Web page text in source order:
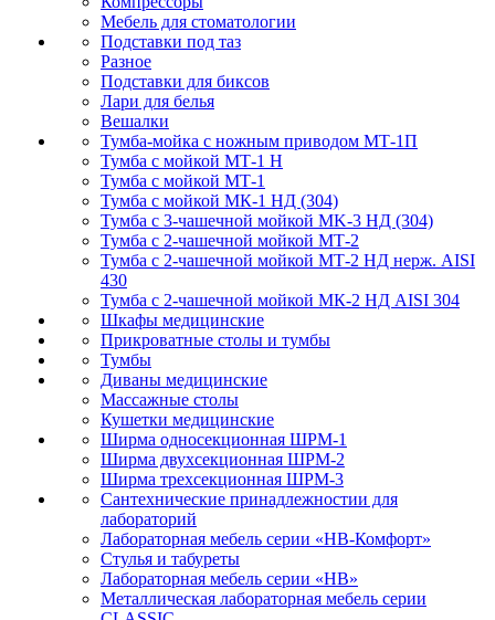
Мебель для стоматологии
Подставки под таз
Разное
Подставки для биксов
Лари для белья
Вешалки
Тумба-мойка с ножным приводом МТ-1П
Тумба с мойкой МТ-1 Н
Тумба с мойкой МТ-1
Тумба с мойкой МК-1 НД (304)
Тумба с 3-чашечной мойкой МK-3 НД (304)
Тумба с 2-чашечной мойкой МТ-2
Тумба с 2-чашечной мойкой МТ-2 НД нерж. AISI
430
Тумба с 2-чашечной мойкой МК-2 НД AISI 304
Шкафы медицинские
Прикроватные столы и тумбы
Тумбы
Диваны медицинские
Массажные столы
Кушетки медицинские
Ширма односекционная ШРМ-1
Ширма двухсекционная ШРМ-2
Ширма трехсекционная ШРМ-3
Сантехнические принадлежностии для
лабораторий
Лабораторная мебель серии «НВ-Комфорт»
Стулья и табуреты
Лабораторная мебель серии «НВ»
Металлическая лабораторная мебель серии